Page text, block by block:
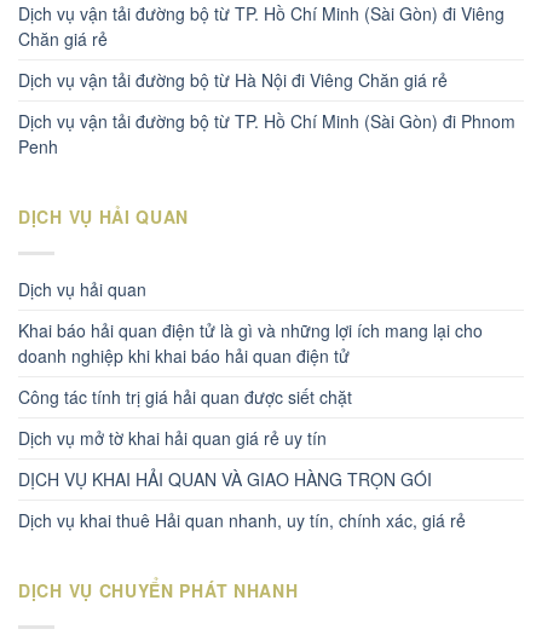
Dịch vụ vận tải đường bộ từ TP. Hồ Chí Minh (Sài Gòn) đi Viêng
Chăn giá rẻ
Dịch vụ vận tải đường bộ từ Hà Nội đi Viêng Chăn giá rẻ
Dịch vụ vận tải đường bộ từ TP. Hồ Chí Minh (Sài Gòn) đi Phnom
Penh
DỊCH VỤ HẢI QUAN
Dịch vụ hải quan
Khai báo hải quan điện tử là gì và những lợi ích mang lại cho
doanh nghiệp khi khai báo hải quan điện tử
Công tác tính trị giá hải quan được siết chặt
Dịch vụ mở tờ khai hải quan giá rẻ uy tín
DỊCH VỤ KHAI HẢI QUAN VÀ GIAO HÀNG TRỌN GÓI
Dịch vụ khai thuê Hải quan nhanh, uy tín, chính xác, giá rẻ
DỊCH VỤ CHUYỂN PHÁT NHANH